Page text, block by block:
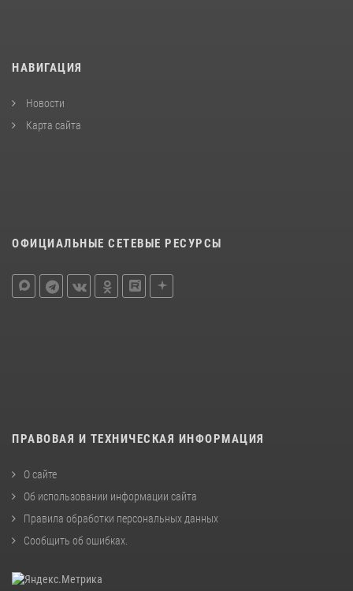
НАВИГАЦИЯ
Новости
Карта сайта
ОФИЦИАЛЬНЫЕ СЕТЕВЫЕ РЕСУРСЫ
ПРАВОВАЯ И ТЕХНИЧЕСКАЯ ИНФОРМАЦИЯ
О сайте
Об использовании информации сайта
Правила обработки персональных данных
Сообщить об ошибках